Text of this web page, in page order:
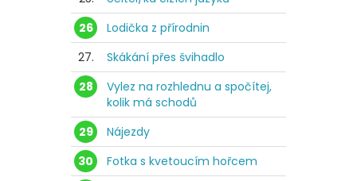
26
Lodička z přírodnin
27.
Skákání přes švihadlo
28
Vylez na rozhlednu a spočítej,
kolik má schodů
29
Nájezdy
30
Fotka s kvetoucím hořcem